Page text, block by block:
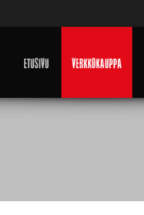
Etusivu Verkkokauppa